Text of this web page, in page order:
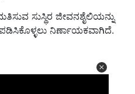
ಸುಸ್ಥಿರ ಜೀವನಶೈಲಿಯನ್ನು
ನಿರ್ಣಾಯಕವಾಗಿದೆ.